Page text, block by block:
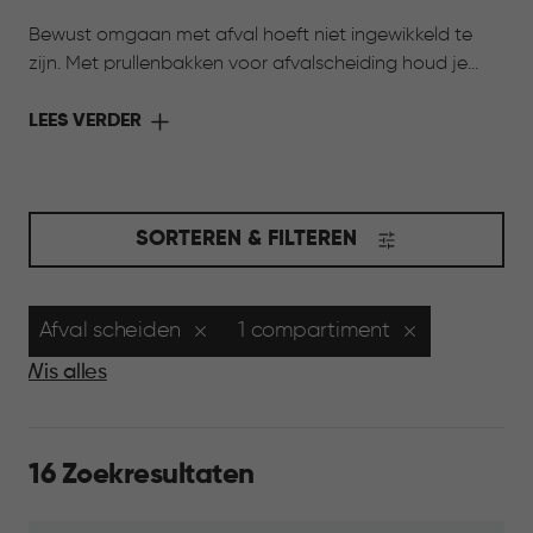
Bewust omgaan met afval hoeft niet ingewikkeld te
zijn. Met prullenbakken voor afvalscheiding houd je
Dankzij meerdere formaten en uitneembare
een onderdeel van het dagelijks leven, passend bij een
bewuste manier van wonen.
LEES VERDER
SORTEREN & FILTEREN
Afval scheiden
1 compartiment
Wis alles
16 Zoekresultaten